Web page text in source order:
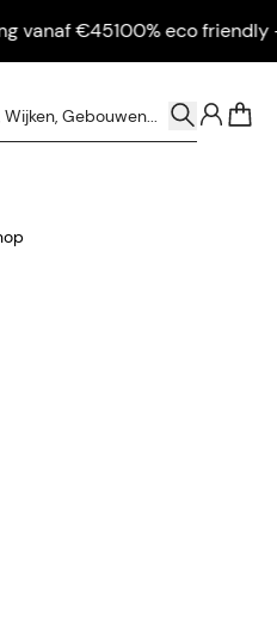
€45100% eco friendly -